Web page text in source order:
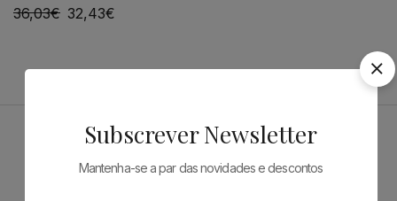
36,03€ 32,43€
Subscrever Newsletter
Mantenha-se a par das novidades e descontos